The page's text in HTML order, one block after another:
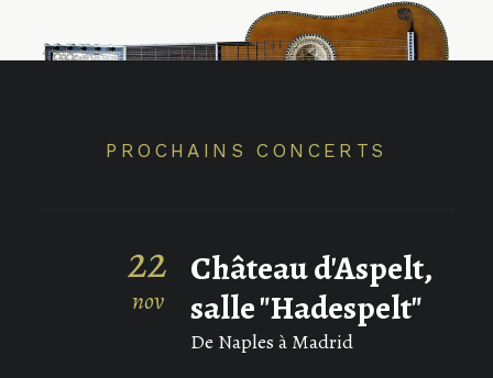
PROCHAINS CONCERTS
22
nov
Château d'Aspelt,
salle "Hadespelt"
De Naples à Madrid